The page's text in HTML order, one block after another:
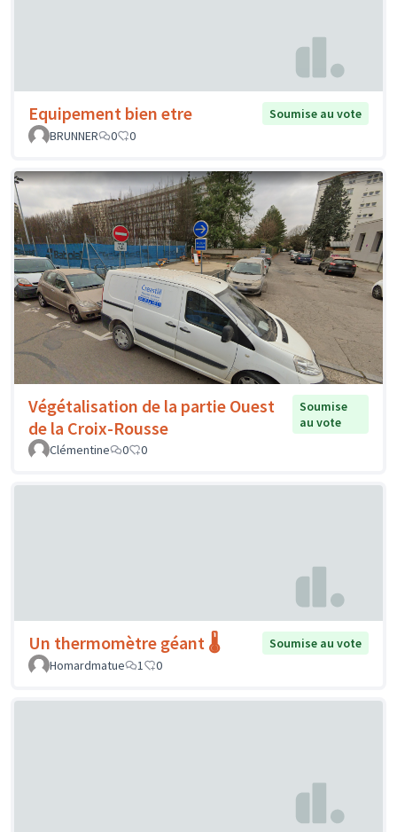
Equipement bien etre
Soumise au vote
BRUNNER
0 0
Végétalisation de la partie Ouest
de la Croix-Rousse
Soumise
au vote
Clémentine
0 0
Un thermomètre géant 🌡️
Soumise au vote
Homardmatue
1 0